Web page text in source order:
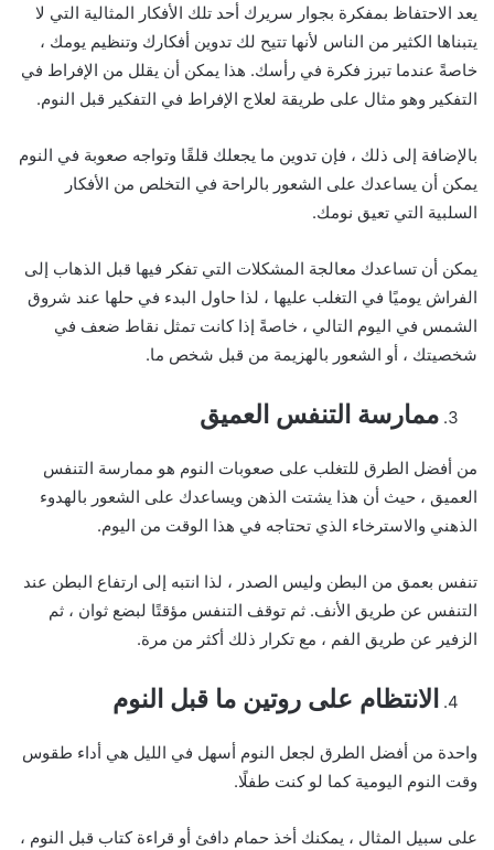
يعد الاحتفاظ بمفكرة بجوار سريرك أحد تلك الأفكار المثالية التي لا
يتبناها الكثير من الناس لأنها تتيح لك تدوين أفكارك وتنظيم يومك ،
خاصةً عندما تبرز فكرة في رأسك. هذا يمكن أن يقلل من الإفراط في
التفكير وهو مثال على طريقة لعلاج الإفراط في التفكير قبل النوم.
بالإضافة إلى ذلك ، فإن تدوين ما يجعلك قلقًا وتواجه صعوبة في النوم
يمكن أن يساعدك على الشعور بالراحة في التخلص من الأفكار
السلبية التي تعيق نومك.
يمكن أن تساعدك معالجة المشكلات التي تفكر فيها قبل الذهاب إلى
الفراش يوميًا في التغلب عليها ، لذا حاول البدء في حلها عند شروق
الشمس في اليوم التالي ، خاصةً إذا كانت تمثل نقاط ضعف في
شخصيتك ، أو الشعور بالهزيمة من قبل شخص ما.
ممارسة التنفس العميق
من أفضل الطرق للتغلب على صعوبات النوم هو ممارسة التنفس
العميق ، حيث أن هذا يشتت الذهن ويساعدك على الشعور بالهدوء
الذهني والاسترخاء الذي تحتاجه في هذا الوقت من اليوم.
تنفس بعمق من البطن وليس الصدر ، لذا انتبه إلى ارتفاع البطن عند
التنفس عن طريق الأنف. ثم توقف التنفس مؤقتًا لبضع ثوان ، ثم
الزفير عن طريق الفم ، مع تكرار ذلك أكثر من مرة.
الانتظام على روتين ما قبل النوم
واحدة من أفضل الطرق لجعل النوم أسهل في الليل هي أداء طقوس
وقت النوم اليومية كما لو كنت طفلًا.
على سبيل المثال ، يمكنك أخذ حمام دافئ أو قراءة كتاب قبل النوم ،